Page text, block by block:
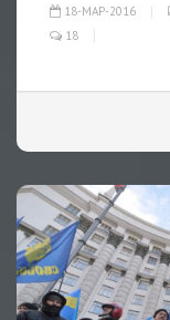
18-МАР-2016
18